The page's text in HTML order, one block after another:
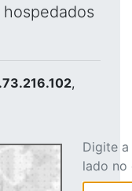
,
Digite
lado no